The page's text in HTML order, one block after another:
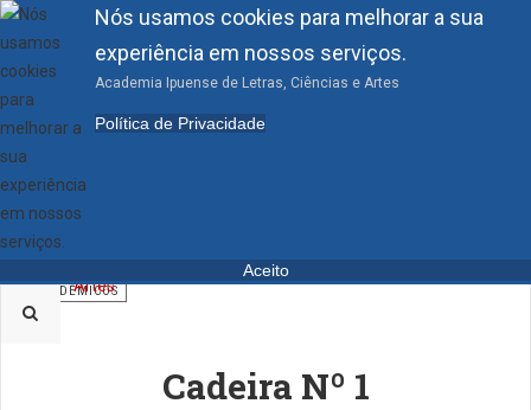
Nós usamos cookies para melhorar a sua
experiência em nossos serviços.
Academia Ipuense de Letras, Ciências e Artes
Política de Privacidade
Aceito
ACADÊMICOS TITULARES
01.Manuel Evander Uchôa Lopes
ACADÊMICOS
Cadeira Nº 1